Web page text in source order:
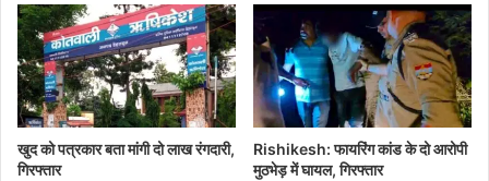
खुद को पत्रकार बता मांगी दो लाख रंगदारी,
गिरफ्तार
Rishikesh: फायरिंग कांड के दो आरोपी
मुठभेड़ में घायल, गिरफ्तार